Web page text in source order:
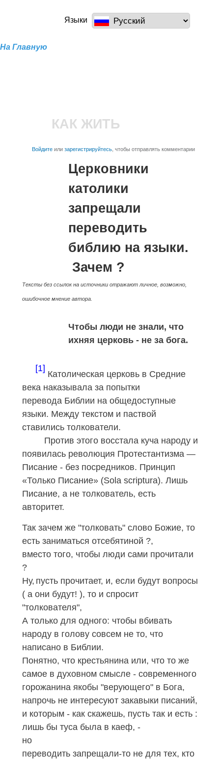
основному
содержанию
a100z.comЯзыки
На Главную
КАК ЖИТЬ
Войдитеилизарегистрируйтесь, чтобы отправлять комментарии
Церковники
католики
запрещали
переводить
библию на языки.
Зачем ?
Тексты без ссылок на источники отражают личное, возможно,
ошибочное мнение автора.
Чтобы люди не знали, что
ихняя церковь - не за бога.
[1]
Католическая церковь в Средние
века наказывала за попытки
перевода Библии на общедоступные
языки. Между текстом и паствой
ставились толкователи.
Против этого восстала куча народу и
появилась революция Протестантизма —
Писание - без посредников. Принцип
«Только Писание» (Sola scriptura). Лишь
Писание, а не толкователь, есть
авторитет.
Так зачем же "толковать" слово Божие, то
есть заниматься отсебятиной ?,
вместо того, чтобы люди сами прочитали
?
Ну, пусть прочитает, и, если будут вопросы
( а они будут! ), то и спросит
"толкователя",
А только для одного: чтобы вбивать
народу в голову совсем не то, что
написано в Библии.
Понятно, что крестьянина или, что то же
самое в духовном смысле - современного
горожанина якобы "верующего" в Бога,
напрочь не интересуют закавыки писаний,
и которым - как скажешь, пусть так и есть :
лишь бы туса была в каеф, -
но
переводить запрещали-то не для тех, кто